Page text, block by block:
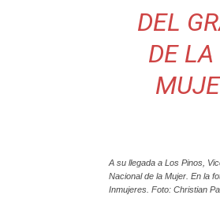
DEL
DE
A su llegada a Los Pinos,
Nacional de la Mujer. En la
Inmujeres. Foto: Christian